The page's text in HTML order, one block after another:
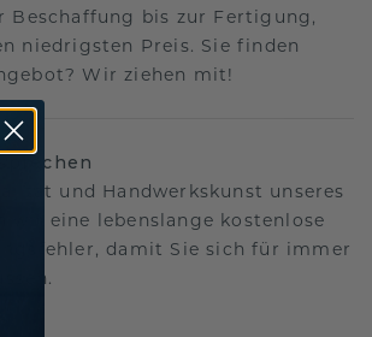
Beschaffung bis zur Fertigung,
niedrigsten Preis. Sie finden
Wir ziehen mit!
und Handwerkskunst unseres
wir eine lebenslange kostenlose
damit Sie sich für immer